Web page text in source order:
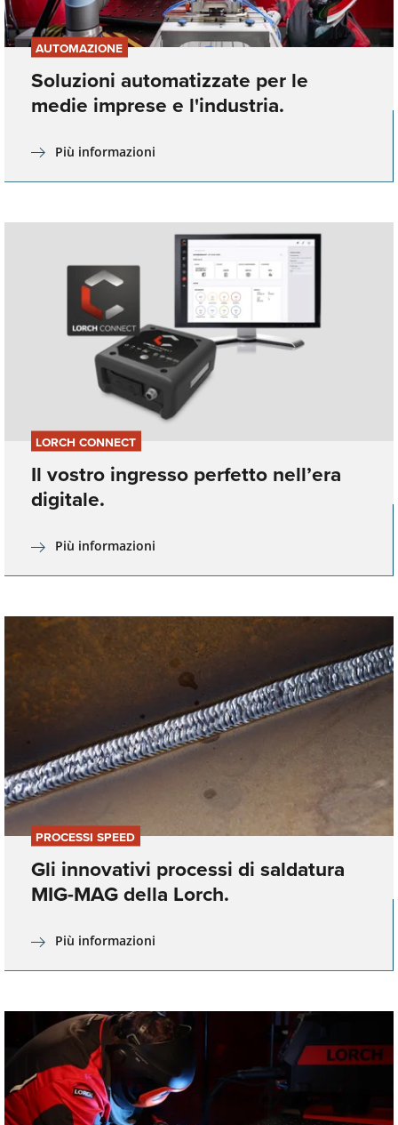
AUTOMAZIONE
Soluzioni automatizzate per le
medie imprese e l'industria.
Più informazioni
LORCH CONNECT
Il vostro ingresso perfetto nell’era
digitale.
Più informazioni
PROCESSI SPEED
Gli innovativi processi di saldatura
MIG-MAG della Lorch.
Più informazioni